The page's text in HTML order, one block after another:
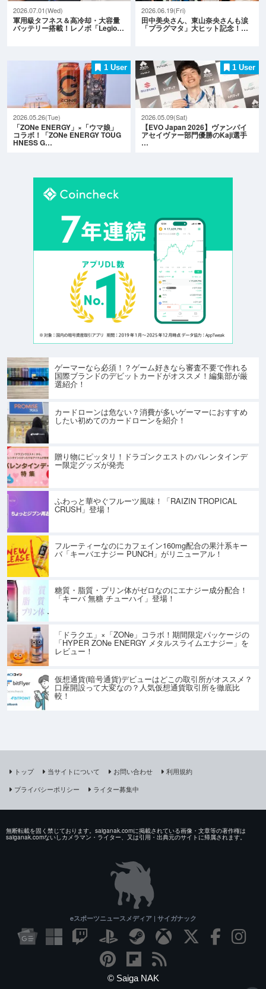
2026.07.01(Wed)
軍用級タフネス＆高冷却・大容量
バッテリー搭載！レノボ「Legio…
2026.06.19(Fri)
田中美央さん、東山奈央さんも涙
「プラグマタ」大ヒット記念！…
1 User
2026.05.26(Tue)
「ZONe ENERGY」×「ウマ娘」
コラボ！「ZONe ENERGY TOUG
HNESS G…
1 User
2026.05.09(Sat)
【EVO Japan 2026】ヴァンパイ
アセイヴァー部門優勝のKaji選手
…
ゲーマーなら必須！？ゲーム好きなら審査不要で作れる
国際ブランドのデビットカードがオススメ！編集部が厳
選紹介！
カードローンは危ない？消費が多いゲーマーにおすすめ
したい初めてのカードローンを紹介！
贈り物にピッタリ！ドラゴンクエストのバレンタインデ
ー限定グッズが発売
ふわっと華やぐフルーツ風味！「RAIZIN TROPICAL
CRUSH」登場！
フルーティーなのにカフェイン160mg配合の果汁系キー
バ「キーバエナジー PUNCH」がリニューアル！
糖質・脂質・プリン体がゼロなのにエナジー成分配合！
「キーバ 無糖 チューハイ」登場！
「ドラクエ」×「ZONe」コラボ！期間限定パッケージの
「HYPER ZONe ENERGY メタルスライムエナジー」を
レビュー！
仮想通貨(暗号通貨)デビューはどこの取引所がオススメ？
口座開設って大変なの？人気仮想通貨取引所を徹底比
較！
トップ 当サイトについて お問い合わせ
利用規約
プライバシーポリシー
ライター募集中
無断転載を固く禁じております。saiganak.comに掲載されている画像・文章等の著作権は
saiganak.comないしカメラマン・ライター、又は引用・出典元のサイトに帰属されます。
eスポーツニュースメディア | サイガナック
© Saiga NAK